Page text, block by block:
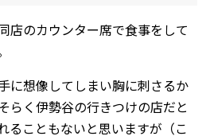
店のカウンター席で食事をして
に想像してしまい胸に刺さるか
らく伊勢谷の行きつけの店だと
ることもないと思いますが（こ